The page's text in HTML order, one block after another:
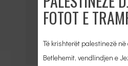
FOTOT E
Të krishterët palestinezë në
Betlehemit, vendlindjen e